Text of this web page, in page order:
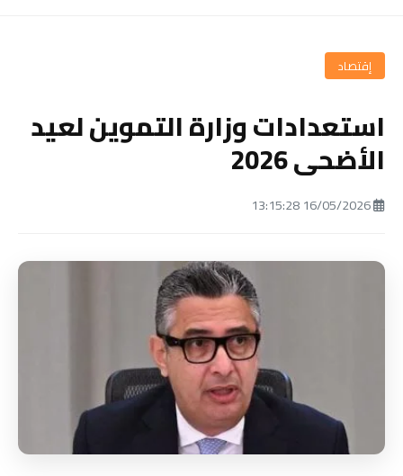
إقتصاد
استعدادات وزارة التموين لعيد
الأضحى 2026